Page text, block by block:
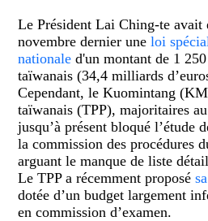
Le Président Lai Ching-te avait
novembre dernier uneloi
nationale d'un montant de 1
taïwanais (34,4 milliards
Cependant, le Kuomintang
taïwanais (TPP), majoritaires
jusqu’à présent bloqué l’étude
la commission des procédures
arguant le manque de liste
Le TPP a récemment proposé
dotée d’un budget largement
en commission d’examen.